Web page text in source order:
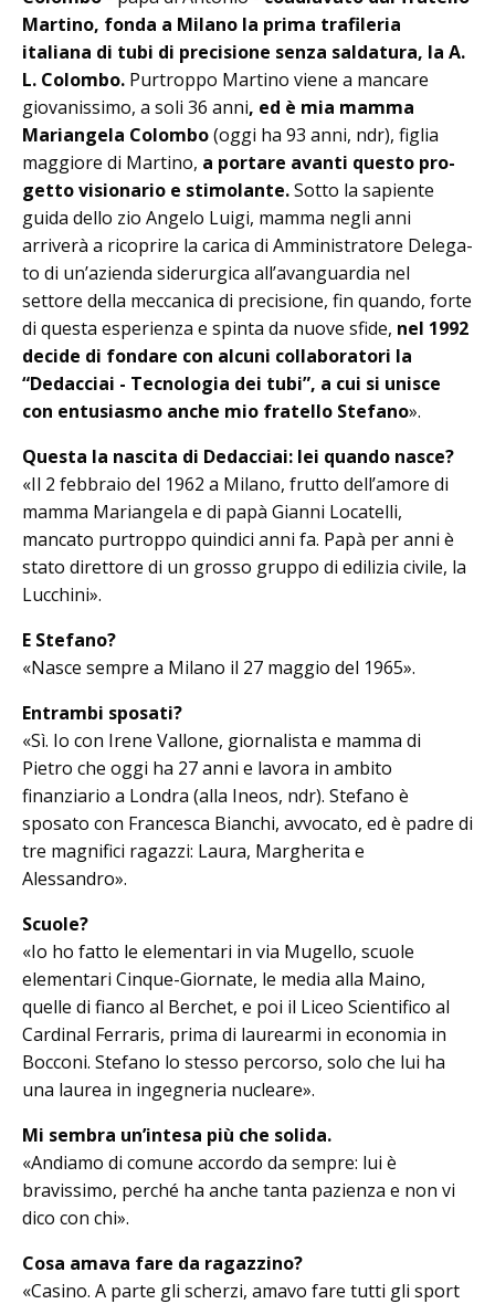
Martino, fonda a Mi­lano la prima trafileria
italiana di tubi di precisione senza saldatura, la A.
L. Colombo. Purtroppo Martino viene a mancare
giovanissimo, a soli 36 anni, ed è mia mamma
Mariangela Colombo(oggi ha 93 anni, ndr), figlia
maggiore di Martino, a portare avanti questo pro­
getto visionario e stimolante.Sotto la sapiente
guida dello zio Angelo Lui­gi, mamma negli anni
arriverà a ricoprire la carica di Amministratore Delega­
to di un’azienda siderurgica all’avanguardia nel
settore della meccanica di precisione, fin quando, forte
di questa esperienza e spinta da nuove sfide, nel 1992
decide di fondare con alcuni collaboratori la
“Dedacciai - Tecnologia dei tubi”, a cui si unisce
con entusiasmo anche mio fratello Stefano».
Questa la nascita di Dedacciai: lei quando nasce?
«Il 2 febbraio del 1962 a Milano, frutto dell’amore di
mamma Mariangela e di papà Gianni Locatelli,
mancato purtroppo quindici anni fa. Papà per anni è
stato direttore di un grosso gruppo di edilizia civile, la
Lucchini».
E Stefano?
«Nasce sempre a Milano il 27 maggio del 1965».
Entrambi sposati?
«Sì. Io con Irene Vallone, giornalista e mamma di
Pietro che oggi ha 27 anni e lavora in ambito
finanziario a Londra (alla Ineos, ndr). Stefano è
sposato con Francesca Bianchi, avvocato, ed è pa­dre di
tre magnifici ragazzi: Laura, Mar­gherita e
Alessandro».
Scuole?
«Io ho fatto le elementari in via Mu­gello, scuole
elementari Cinque-Gior­nate, le media alla Maino,
quelle di fian­co al Berchet, e poi il Liceo Scien­tifico al
Cardinal Ferraris, prima di laurearmi in economia in
Bocconi. Ste­fano lo stesso percorso, solo che lui ha
una laurea in ingegneria nucleare».
Mi sembra un’intesa più che solida.
«Andiamo di comune accordo da sempre: lui è
bravissimo, perché ha anche tanta pazienza e non vi
dico con chi».
Cosa amava fare da ragazzino?
«Casino. A parte gli scherzi, amavo fare tutti gli sport